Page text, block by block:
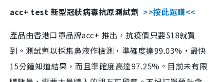
acc+ test 新型冠狀病毒抗原測試劑 >>按此選購<<
產品由香港口罩品牌acc+ 推出，抗疫價只要$18就買
到。測試劑以採集鼻液作檢測，準確度達99.03%，最快
15分鐘知道結果，而且準確度高達97.25%。目前未有限